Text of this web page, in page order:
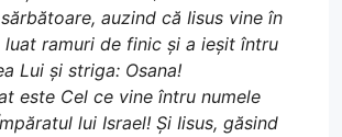
auzind că Iisus vine în
luat ramuri de finic și a ieșit întru
Lui și striga: Osana!
este Cel ce vine întru numele
lui Israel! Și Iisus, găsind